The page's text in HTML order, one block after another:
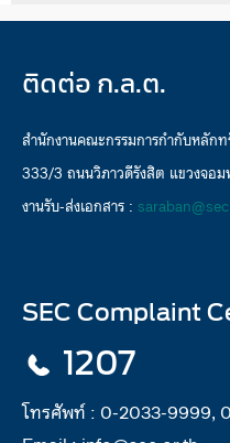
ติดต่อ ก.ล.ต.
สำนักงานคณะกรรมการกำกับหลั
333/3 ถนนวิภาวดีรังสิต แขวงจอ
งานรับ-ส่งเอกสาร :
SEC Complaint
1207
โทรศัพท์ : 0-2033-9999,